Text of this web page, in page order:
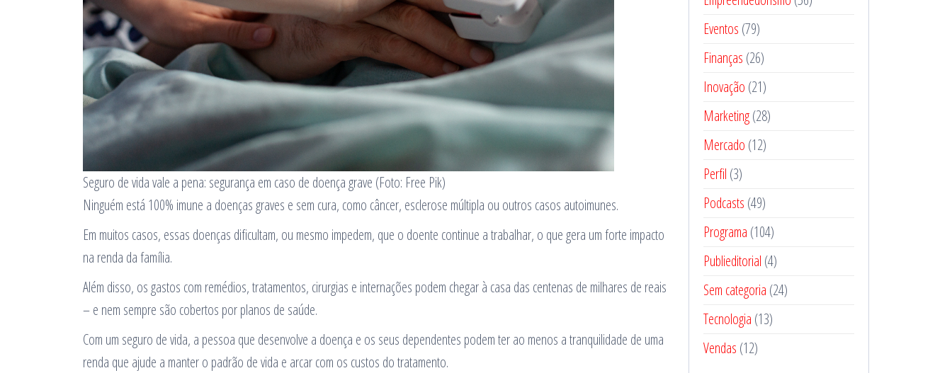
Seguro de vida vale a pena: segurança em caso de doença grave (Foto: Free Pik)
Ninguém está 100% imune a doenças graves e sem cura, como câncer, esclerose múltipla ou outros casos autoimunes.
Em muitos casos, essas doenças dificultam, ou mesmo impedem, que o doente continue a trabalhar, o que gera um forte impacto
na renda da família.
Além disso, os gastos com remédios, tratamentos, cirurgias e internações podem chegar à casa das centenas de milhares de reais
– e nem sempre são cobertos por planos de saúde.
Com um seguro de vida, a pessoa que desenvolve a doença e os seus dependentes podem ter ao menos a tranquilidade de uma
renda que ajude a manter o padrão de vida e arcar com os custos do tratamento.
Eventos (79)
Finanças (26)
Inovação (21)
Marketing(28)
Mercado (12)
Perfil (3)
Podcasts (49)
Programa (104)
Publieditorial (4)
Sem categoria (24)
Tecnologia (13)
Vendas (12)